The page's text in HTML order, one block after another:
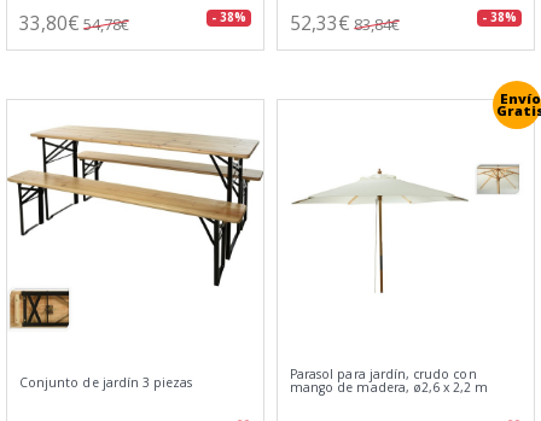
33,80€ 54,78€ - 38% 52,33€ 83,84€ - 38%
Conjunto de jardín 3 piezas
Envío
Parasol para jardín, crudo con
mango de madera, ø2,6 x 2,2 m